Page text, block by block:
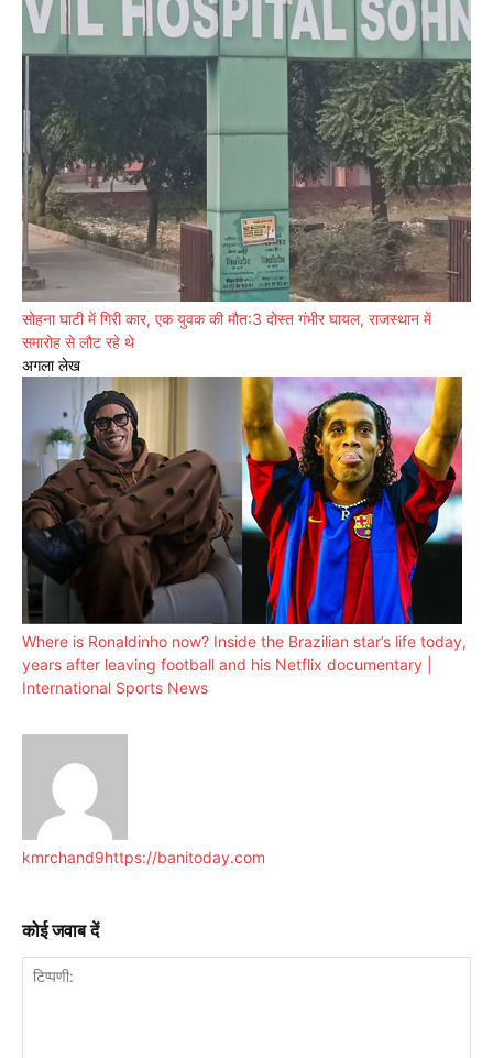
सोहना घाटी में गिरी कार, एक युवक की मौत:3 दोस्त गंभीर घायल, राजस्थान में
समारोह से लौट रहे थे
अगला लेख
Where is Ronaldinho now? Inside the Brazilian star’s life today,
years after leaving football and his Netflix documentary |
International Sports News
kmrchand9https://banitoday.com
कोई जवाब दें